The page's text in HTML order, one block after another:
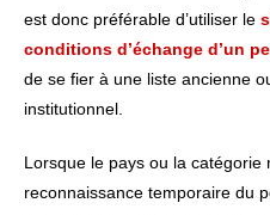
est donc préférable d’utiliser le
conditions d’échange d’un
de se fier à une liste ancienne
institutionnel.
Lorsque le pays ou la catégorie
reconnaissance temporaire du